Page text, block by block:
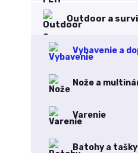
Outdoor a
Vybavenie a
Nože a
Varenie
Batohy a tašky